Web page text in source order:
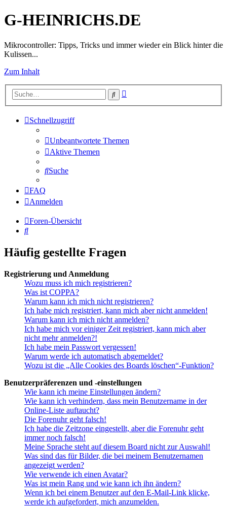
G-HEINRICHS.DE
Mikrocontroller: Tipps, Tricks und immer wieder ein Blick hinter die
Kulissen...
Zum Inhalt
Suche
Schnellzugriff
Unbeantwortete Themen
Aktive Themen
Suche
FAQ
Anmelden
Foren-Übersicht
Suche
Häufig gestellte Fragen
Registrierung und Anmeldung
Wozu muss ich mich registrieren?
Was ist COPPA?
Warum kann ich mich nicht registrieren?
Ich habe mich registriert, kann mich aber nicht anmelden!
Warum kann ich mich nicht anmelden?
Ich habe mich vor einiger Zeit registriert, kann mich aber
nicht mehr anmelden?!
Ich habe mein Passwort vergessen!
Warum werde ich automatisch abgemeldet?
Wozu ist die „Alle Cookies des Boards löschen“-Funktion?
Benutzerpräferenzen und -einstellungen
Wie kann ich meine Einstellungen ändern?
Wie kann ich verhindern, dass mein Benutzername in der
Online-Liste auftaucht?
Die Forenuhr geht falsch!
Ich habe die Zeitzone eingestellt, aber die Forenuhr geht
immer noch falsch!
Meine Sprache steht auf diesem Board nicht zur Auswahl!
Was sind das für Bilder, die bei meinem Benutzernamen
angezeigt werden?
Wie verwende ich einen Avatar?
Was ist mein Rang und wie kann ich ihn ändern?
Wenn ich bei einem Benutzer auf den E-Mail-Link klicke,
werde ich aufgefordert, mich anzumelden.